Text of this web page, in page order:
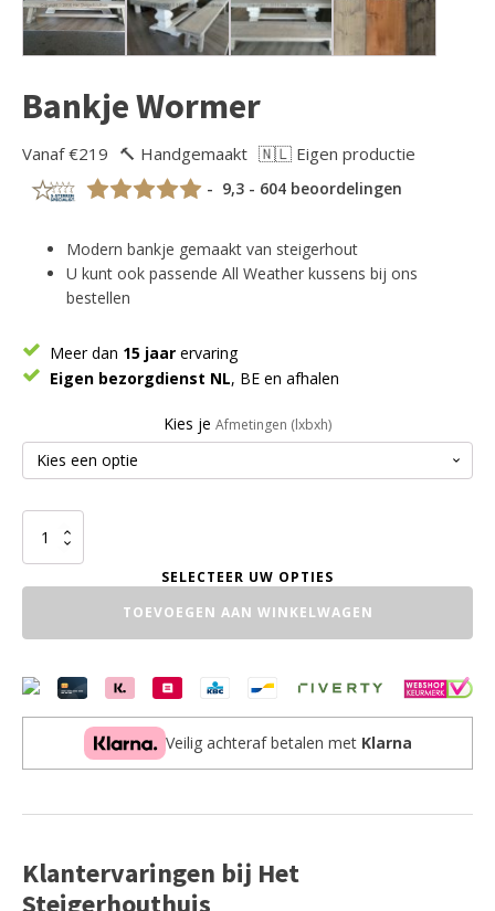
Bankje Wormer
Vanaf €219 🔨 Handgemaakt 🇳🇱 Eigen productie
- 9,3 - 604 beoordelingen
Modern bankje gemaakt van steigerhout
U kunt ook passende All Weather kussens bij ons
bestellen
Meer dan 15 jaar ervaring
Eigen bezorgdienst NL, BE en afhalen
Kies je Afmetingen (lxbxh)
Bankje
Wormer
TOEVOEGEN AAN WINKELWAGEN
Veilig achteraf betalen met Klarna
Klantervaringen bij Het